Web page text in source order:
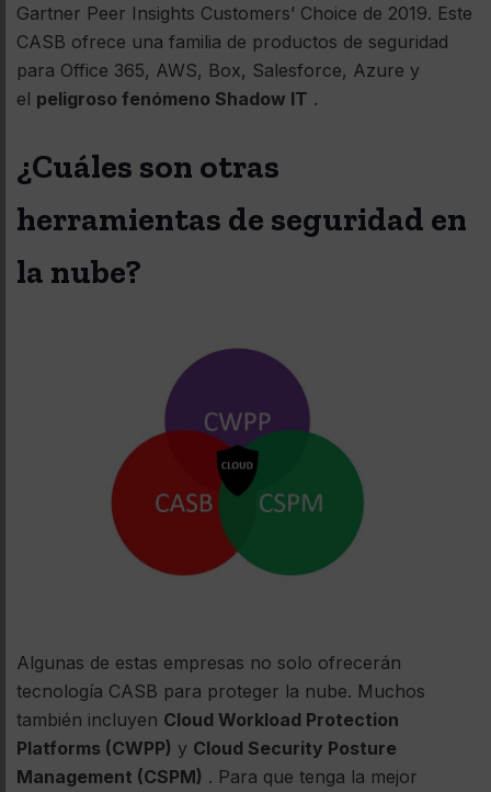
Gartner Peer Insights Customers’ Choice de 2019. Este
CASB ofrece una familia de productos de seguridad
para Office 365, AWS, Box, Salesforce, Azure y
el peligroso fenómeno Shadow IT .
¿Cuáles son otras
herramientas de seguridad en
la nube?
Algunas de estas empresas no solo ofrecerán
tecnología CASB para proteger la nube. Muchos
también incluyen Cloud Workload Protection
Platforms (CWPP) y Cloud Security Posture
Management (CSPM) . Para que tenga la mejor